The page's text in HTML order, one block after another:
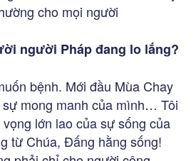
cho mọi người
người Pháp đang lo lắng?
bệnh. Mới đầu Mùa Chay
mong manh của mình… Tôi
lớn lao của sự sống của
từ Chúa, Đấng hằng sống!